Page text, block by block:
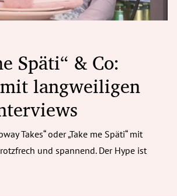
Späti“ & Co:
langweiligen
Takes“ oder „Take me Späti“ mit
und spannend. Der Hype ist